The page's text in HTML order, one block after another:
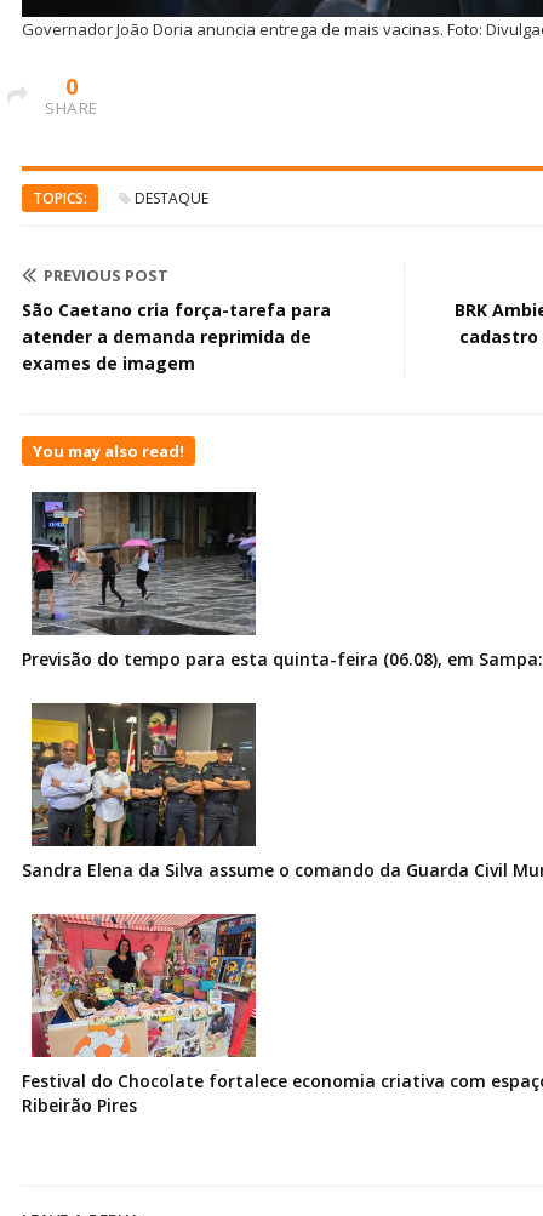
Governador João Doria anuncia entrega de mais vacinas. Foto:
0
SHARE
TOPICS: DESTAQUE
PREVIOUS POST
São Caetano cria força-tarefa para
atender a demanda reprimida de
exames de imagem
BRK
You may also read!
Previsão do tempo para esta quinta-feira (06.08), em
Sandra Elena da Silva assume o comando da Guarda Civil
Festival do Chocolate fortalece economia criativa com
Ribeirão Pires